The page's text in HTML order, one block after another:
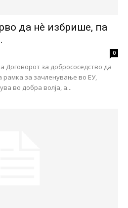
да нѐ избрише, па
0
Договорот за добрососедство да
рамка за зачленување во ЕУ,
во добра волја, а...